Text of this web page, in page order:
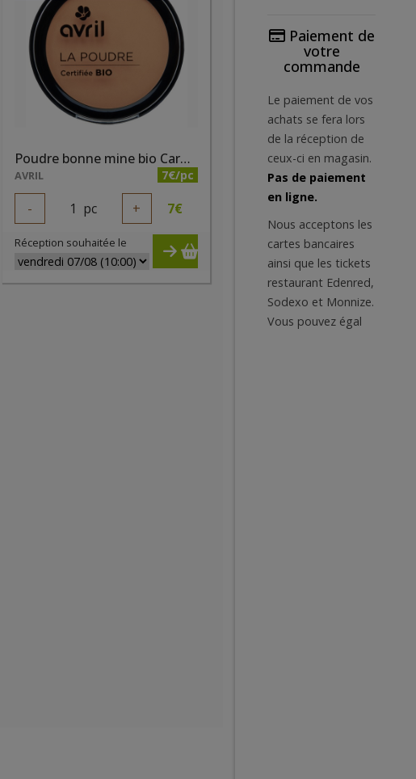
Poudre bonne mine bio Caramel Irisé
AVRIL 7€/pc
- 1 pc + 7€
Réception souhaitée le
Paiement de
votre
commande
Le paiement de vos
achats se fera lors
de la réception de
ceux-ci en magasin.
Pas de paiement
en ligne.
Nous acceptons les
cartes bancaires
ainsi que les tickets
restaurant Edenred,
Sodexo et Monnize.
Vous pouvez égal